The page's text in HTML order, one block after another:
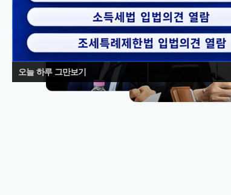
오늘 하루 그만보기